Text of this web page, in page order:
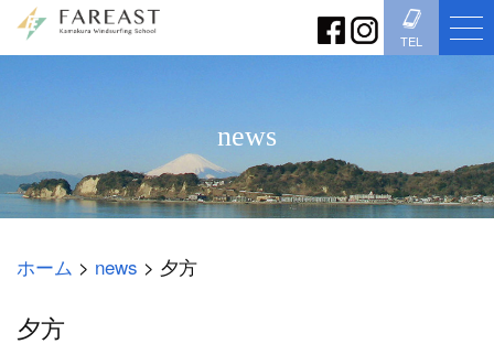
TEL
news
ホーム > news > 夕方
夕方